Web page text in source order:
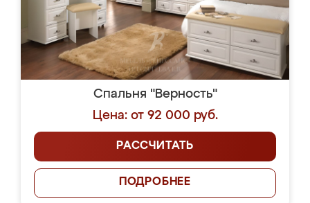
Спальня "Верность"
Цена: от 92 000 руб.
РАССЧИТАТЬ
ПОДРОБНЕЕ